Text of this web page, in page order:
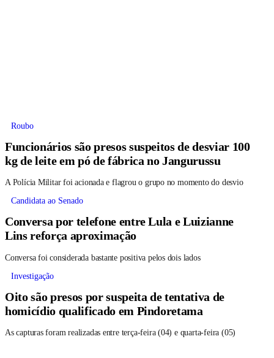
Roubo
Funcionários são presos suspeitos de desviar 100
kg de leite em pó de fábrica no Jangurussu
A Polícia Militar foi acionada e flagrou o grupo no momento do desvio
Candidata ao Senado
Conversa por telefone entre Lula e Luizianne
Lins reforça aproximação
Conversa foi considerada bastante positiva pelos dois lados
Investigação
Oito são presos por suspeita de tentativa de
homicídio qualificado em Pindoretama
As capturas foram realizadas entre terça-feira (04) e quarta-feira (05)